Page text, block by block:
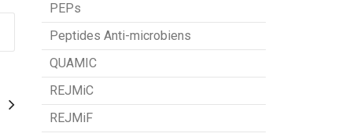
PEPs
Peptides Anti-microbiens
QUAMIC
REJMiC
REJMiF